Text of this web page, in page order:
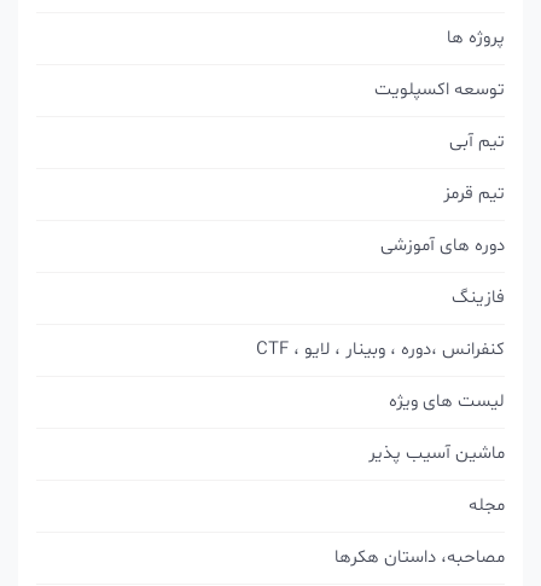
پروژه ها
توسعه اکسپلویت
تیم آبی
تیم قرمز
دوره های آموزشی
فازینگ
کنفرانس ،دوره ، وبینار ، لایو ، CTF
لیست های ویژه
ماشین آسیب پذیر
مصاحبه، داستان هکرها